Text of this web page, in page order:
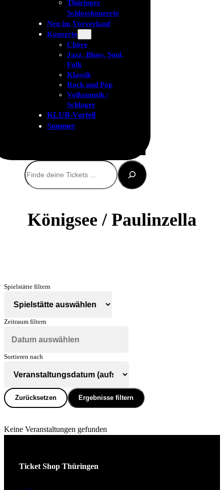
Thüringer
Schlosskonzerte
Neu im Vorverkauf
Konzerte
Chöre
Jazz, Blues, Soul,
Folk
Klassik
Rock und Pop
Volksmusik /
Schlager
KLUB-Vorteil
Sommer
Suchen
Königsee / Paulinzella
Spielstätte filtern
Zeitraum filtern
Sortieren nach
Zurücksetzen Ergebnisse filtern
Keine Veranstaltungen gefunden
Ticket Shop Thüringen